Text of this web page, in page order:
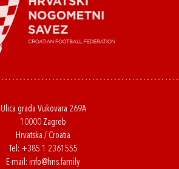
Ulica grada Vukovara 269A
10000 Zagreb
Hrvatska / Croatia
Tel: +385 1 2361555
E-mail: info@hns.family